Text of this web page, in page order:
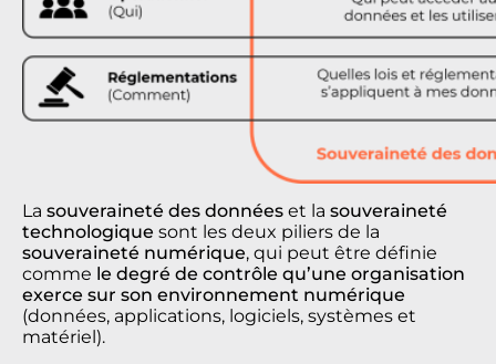
La souveraineté des données et la souveraineté
technologique sont les deux piliers de la
souveraineté numérique, qui peut être définie
comme le degré de contrôle qu’une organisation
exerce sur son environnement numérique
(données, applications, logiciels, systèmes et
matériel).